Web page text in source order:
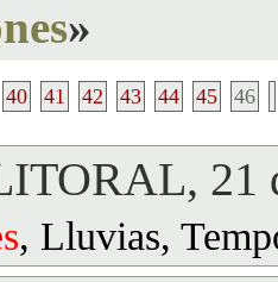
»
40 41 42 43 44 45 46
21
, Lluvias,